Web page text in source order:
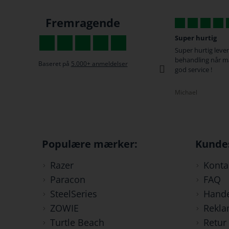
Fremragende
Baseret på 5.000+ anmeldelser
God og hurtig service
Vi må også huske at rose med anmeldelser
da vi har tilbøjelighed til først at gå til
tasterne når vi er utilfredse :-)
Super hurtig
Super hurtig
behandling når
god service !
Michael
Populære mærker:
Razer
Paracon
SteelSeries
ZOWIE
Turtle Beach
FAQ
Retur